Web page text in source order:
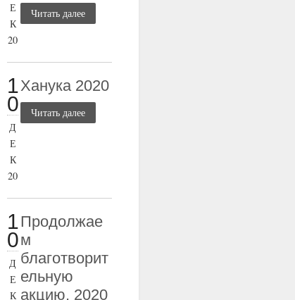
Е
К
20
Читать далее
1
0
Д
Е
К
20
Ханука 2020
Читать далее
1
0
Д
Е
К
Продолжае
м
благотворит
ельную
акцию, 2020